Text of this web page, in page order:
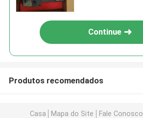
Continue
Produtos recomendados
Casa Mapa do Site Fale Conosco